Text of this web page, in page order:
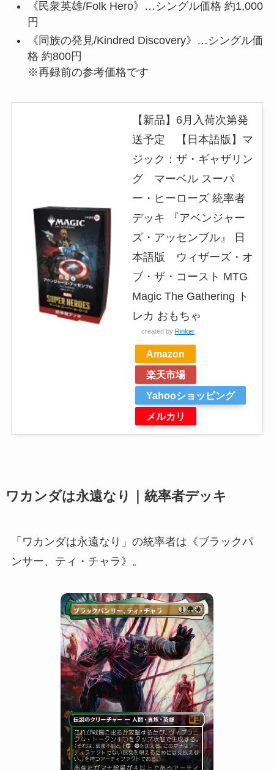
《民衆英雄/Folk Hero》…シングル価格 約1,000
円
《同族の発見/Kindred Discovery》…シングル価
格 約800円
※再録前の参考価格です
【新品】6月入荷次第発
送予定 【日本語版】マ
ジック：ザ・ギャザリン
グ マーベル スーパ
ー・ヒーローズ 統率者
デッキ 『アベンジャー
ズ・アッセンブル』 日
本語版 ウィザーズ・オ
ブ・ザ・コースト MTG
Magic The Gathering ト
レカ おもちゃ
created by Rinker
Amazon
楽天市場
Yahooショッピング
メルカリ
ワカンダは永遠なり｜統率者デッキ
「ワカンダは永遠なり」の統率者は《ブラックパ
ンサー、ティ・チャラ》。